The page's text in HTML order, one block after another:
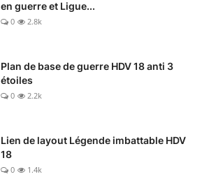
en guerre et Ligue...
0 2.8k
Plan de base de guerre HDV 18 anti 3
étoiles
0 2.2k
Lien de layout Légende imbattable HDV
18
0 1.4k